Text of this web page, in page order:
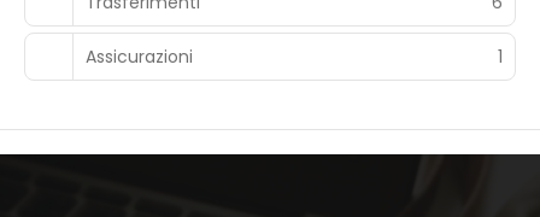
Assicurazioni 1